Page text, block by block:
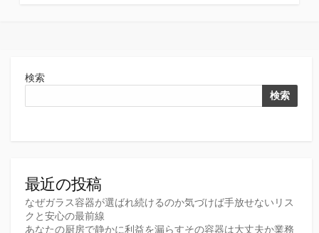
検索
検索
最近の投稿
なぜガラス容器が選ばれ続けるのか気づけば手放せないリス
クと安心の最前線
あなたの厨房で静かに利益を漏らすその容器は大丈夫か業務